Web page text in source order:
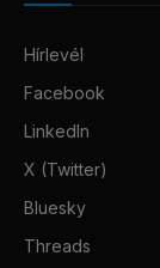
Hírlevél
Facebook
LinkedIn
X (Twitter)
Bluesky
Threads